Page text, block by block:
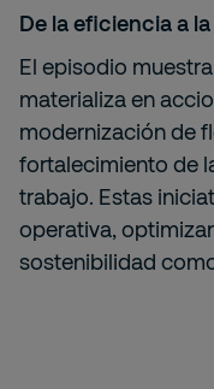
De la eficiencia a
El episodio
materializa en
modernización de
fortalecimiento de
trabajo. Estas
operativa,
sostenibilidad